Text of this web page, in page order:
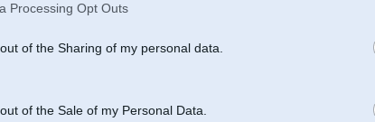
Processing Opt Outs
of the Sharing of my personal data.
of the Sale of my Personal Data.